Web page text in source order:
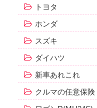
トヨタ
ホンダ
スズキ
ダイハツ
新車あれこれ
クルマの任意保険